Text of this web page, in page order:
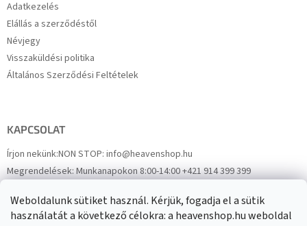
Weboldalunk sütiket használ. Kérjük, fogadja el a sütik
használatát a következő célokra: a heavenshop.hu weboldal
Adatkezelés
Elállás a szerződéstől
Névjegy
Visszaküldési politika
Általános Szerződési Feltételek
KAPCSOLAT
Írjon nekünk:NON STOP: info@heavenshop.hu
Megrendelések:Munkanapokon 8:00-14:00 +421 914 399 399
FacebookHeavenShop.sk